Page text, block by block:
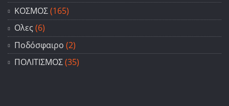
ΚΟΣΜΟΣ(165)
Ολες (6)
Ποδόσφαιρο (2)
ΠΟΛΙΤΙΣΜΟΣ(35)